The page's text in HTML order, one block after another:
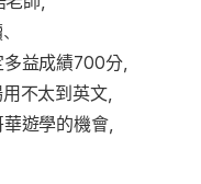
益成績700分，
不太到英文，
遊學的機會，